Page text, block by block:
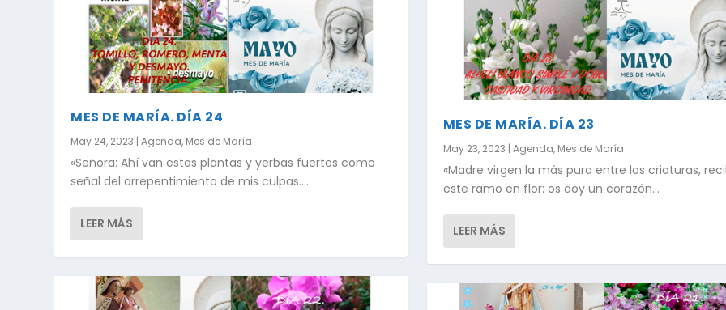
MES DE MARÍA. DÍA 24
May 24, 2023 |Agenda, Mes de María
«Señora: Ahí van estas plantas y yerbas fuertes como
señal del arrepentimiento de mis culpas....
LEER MÁS
MES DE MARÍA. DÍA 23
May 23, 2023 | Agenda, Mes de María
«Madre virgen la más pura entre las criaturas,
este ramo en flor: os doy un corazón...
LEER MÁS